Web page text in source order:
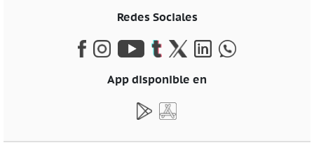
Redes Sociales
App disponible en